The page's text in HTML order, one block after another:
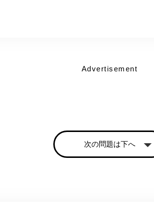
Advertisement
次の問題は下へ